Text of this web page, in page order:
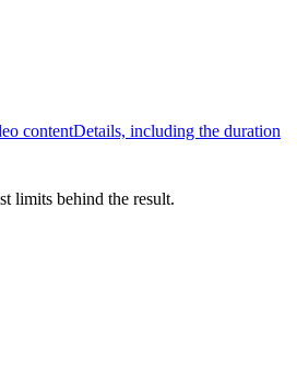
contentDetails, including the duration
limits behind the result.